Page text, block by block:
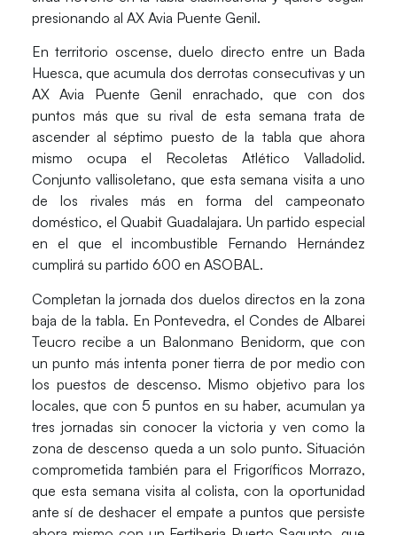
presionando al AX Avia Puente Genil.
En territorio oscense, duelo directo entre un Bada
Huesca, que acumula dos derrotas consecutivas y un
AX Avia Puente Genil enrachado, que con dos
puntos más que su rival de esta semana trata de
ascender al séptimo puesto de la tabla que ahora
mismo ocupa el Recoletas Atlético Valladolid.
Conjunto vallisoletano, que esta semana visita a uno
de los rivales más en forma del campeonato
doméstico, el Quabit Guadalajara. Un partido especial
en el que el incombustible Fernando Hernández
cumplirá su partido 600 en ASOBAL.
Completan la jornada dos duelos directos en la zona
baja de la tabla. En Pontevedra, elCondes de Albarei
Teucro recibe a un Balonmano Benidorm, que con
un punto más intenta poner tierra de por medio con
los puestos de descenso. Mismo objetivo para los
locales, que con 5 puntos en su haber, acumulan ya
tres jornadas sin conocer la victoria y ven como la
zona de descenso queda a un solo punto. Situación
comprometida también para el Frigoríficos Morrazo,
que esta semana visita al colista, con la oportunidad
ante sí de deshacer el empate a puntos que persiste